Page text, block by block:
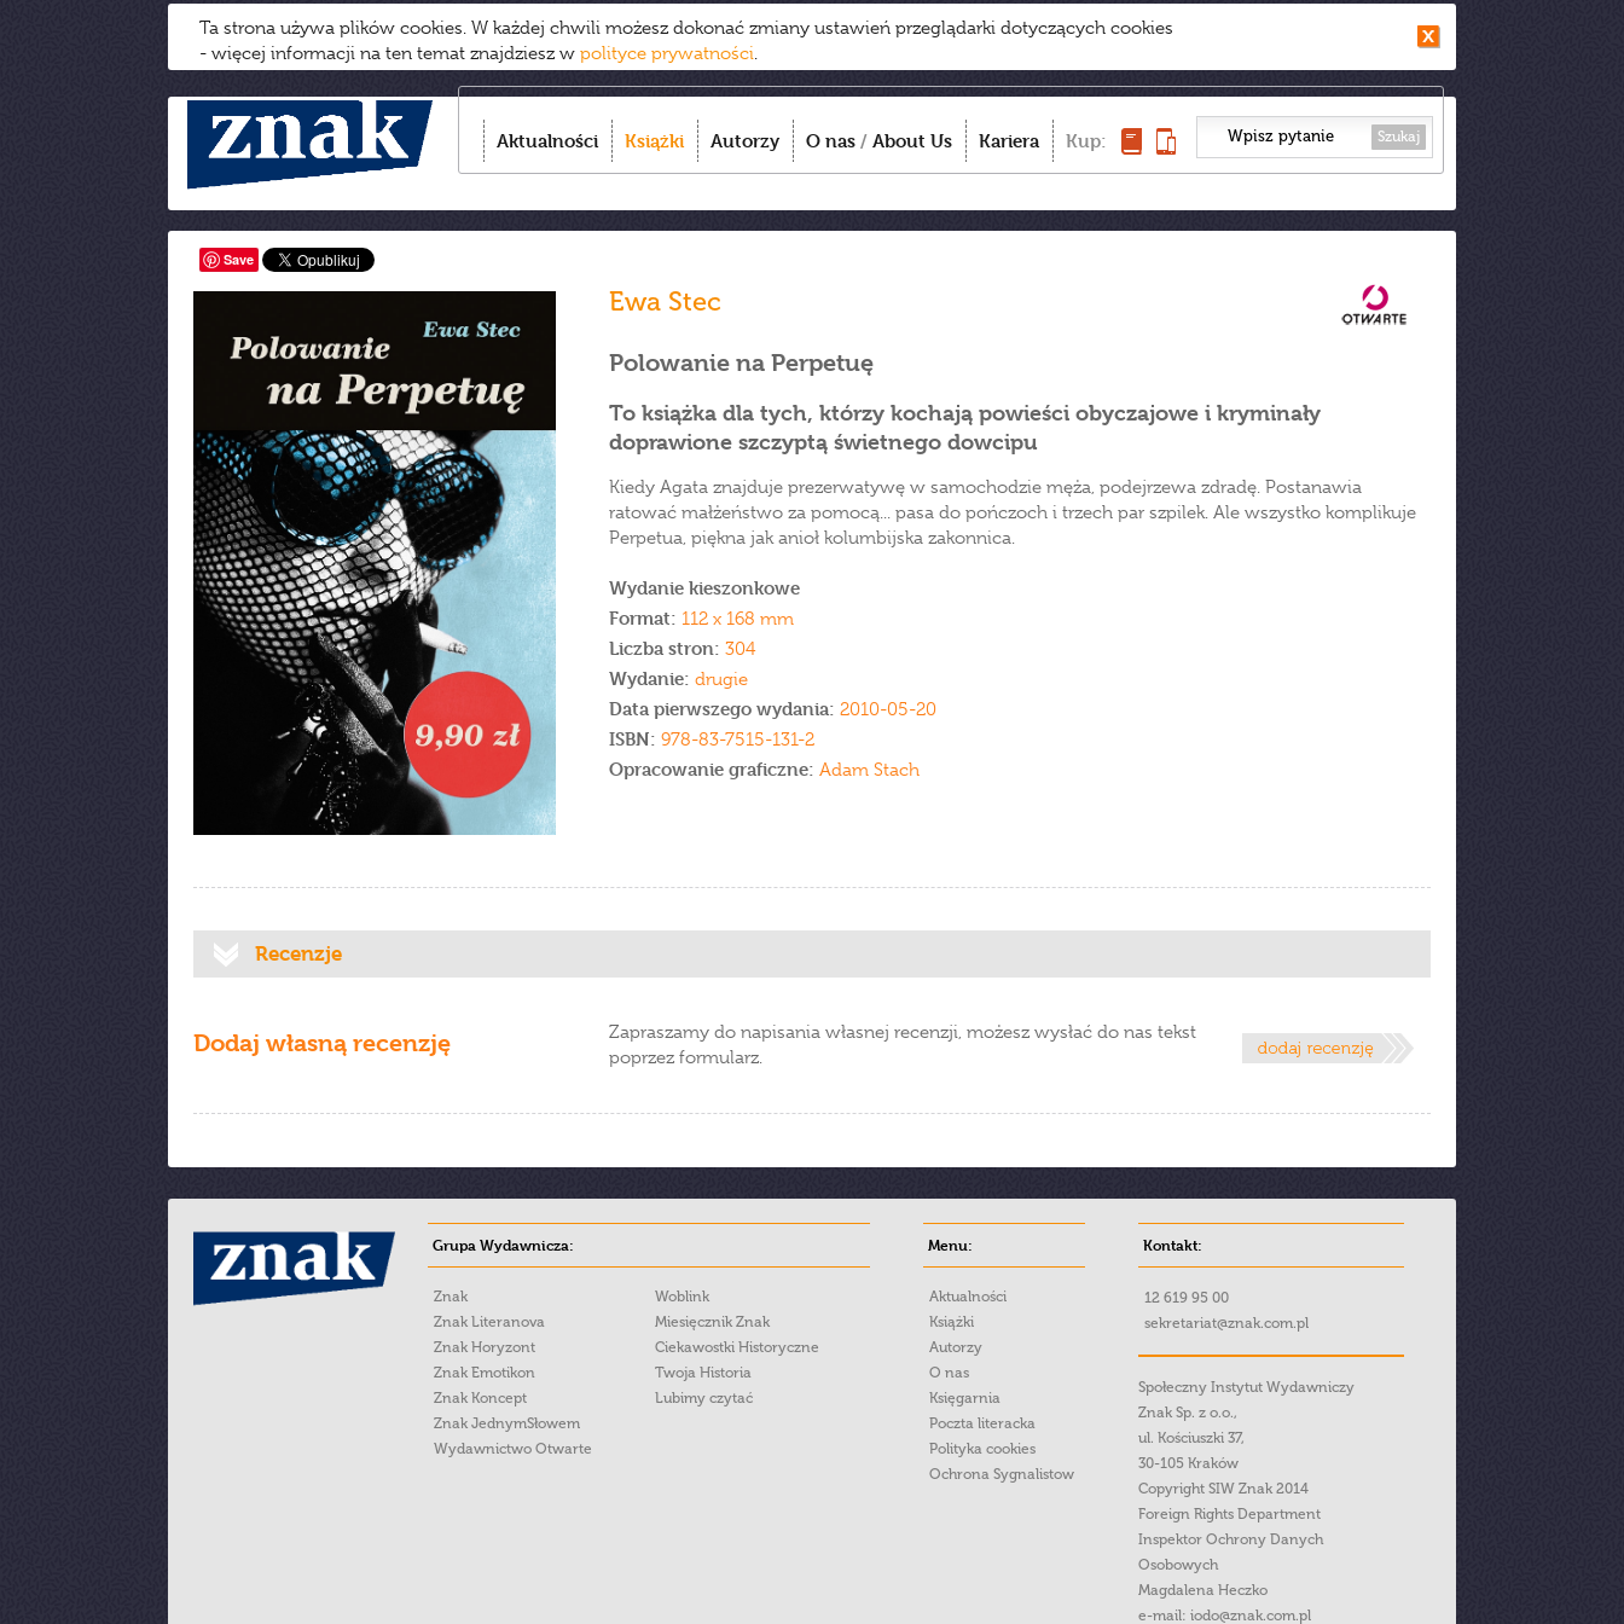
Ta strona używa plików cookies. W każdej chwili możesz dokonać zmiany ustawień przeglądarki dotyczących cookies
- więcej informacji na ten temat znajdziesz w polityce prywatności.
Aktualności Książki Autorzy O nas / About Us Kariera Kup: Szukaj
Save
Ewa Stec
Polowanie na Perpetuę
To książka dla tych, którzy kochają powieści obyczajowe i kryminały
doprawione szczyptą świetnego dowcipu
Kiedy Agata znajduje prezerwatywę w samochodzie męża, podejrzewa zdradę. Postanawia
ratować małżeństwo za pomocą... pasa do pończoch i trzech par szpilek. Ale wszystko komplikuje
Perpetua, piękna jak anioł kolumbijska zakonnica.
Wydanie kieszonkowe
Format: 112 x 168 mm
Liczba stron: 304
Wydanie: drugie
Data pierwszego wydania: 2010-05-20
ISBN: 978-83-7515-131-2
Opracowanie graficzne: Adam Stach
Recenzje
Dodaj własną recenzję
Zapraszamy do napisania własnej recenzji, możesz wysłać do nas tekst
poprzez formularz.
Grupa Wydawnicza:
Znak
Znak Literanova
Znak Horyzont
Znak Emotikon
Znak Koncept
Znak JednymSłowem
Wydawnictwo Otwarte
Woblink
Miesięcznik Znak
Ciekawostki Historyczne
Twoja Historia
Lubimy czytać
Menu:
Aktualności
Książki
Autorzy
O nas
Księgarnia
Poczta literacka
Polityka cookies
Ochrona Sygnalistow
Kontakt:
12 619 95 00
sekretariat@znak.com.pl
Społeczny Instytut Wydawniczy
Znak Sp. z o.o.,
ul. Kościuszki 37,
30-105 Kraków
Copyright SIW Znak 2014
Foreign Rights Department
Inspektor Ochrony Danych
Osobowych
Magdalena Heczko
e-mail: iodo@znak.com.pl